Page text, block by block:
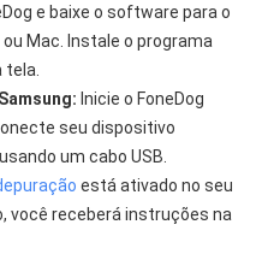
e baixe o software para o
Mac. Instale o programa
Inicie o FoneDog
seu dispositivo
um cabo USB.
está ativado no seu
você receberá instruções na